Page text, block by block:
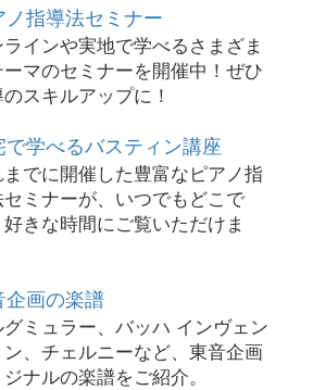
ノ指導法セミナー
インや実地で学べるさまざま
ーマのセミナーを開催中！ぜひ
スキルアップに！
で学べるバスティン講座
までに開催した豊富なピアノ指
ミナーが、いつでもどこで
好きな時間にご覧いただけま
企画の楽譜
グミュラー、バッハ インヴェン
ン、チェルニーなど、東音企画
ナルの楽譜をご紹介。